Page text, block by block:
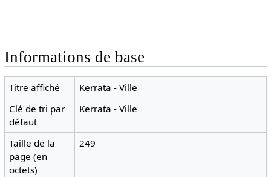
Informations de base
Titre affiché
Kerrata - Ville
Clé de tri par
défaut
Kerrata - Ville
Taille de la
page (en
octets)
249